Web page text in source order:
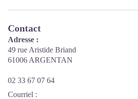
Contact
Adresse :
49 rue Aristide Briand
61006 ARGENTAN
02 33 67 07 64
Courriel :